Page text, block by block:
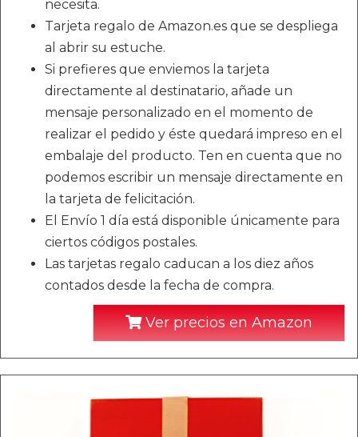
necesita.
Tarjeta regalo de Amazon.es que se despliega
al abrir su estuche.
Si prefieres que enviemos la tarjeta
directamente al destinatario, añade un
mensaje personalizado en el momento de
realizar el pedido y éste quedará impreso en el
embalaje del producto. Ten en cuenta que no
podemos escribir un mensaje directamente en
la tarjeta de felicitación.
El Envío 1 día está disponible únicamente para
ciertos códigos postales.
Las tarjetas regalo caducan a los diez años
contados desde la fecha de compra.
Ver precios en Amazon